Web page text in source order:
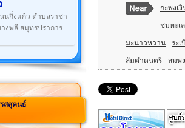
นกิ่งแก้ว ตำบลราชา
างพลี สมุทรปราการ
สสุคนธ์
กะพงเงิ
ชมทะเ
มะนาวหวาน ระเ
ส้มตำดนตรี สมพ